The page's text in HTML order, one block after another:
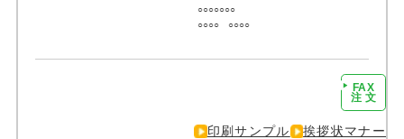
○○○○○○○
○○○○ ○○○○
FAX
注 文
印刷サンプル 挨拶状マナー